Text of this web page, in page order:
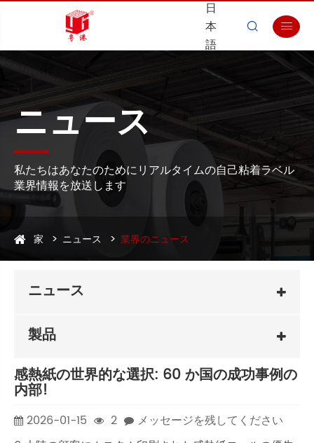
日
本
語
 
ニュース
私たちはあなたのためにリアルタイムの自己粘着ラベル
業界情報を放送します
家 ニュース 業界のニュース
ニュース
製品
感熱紙の世界的な選択: 60 か国の成功事例の
内部!
2026-01-15 2
メッセージを残してください